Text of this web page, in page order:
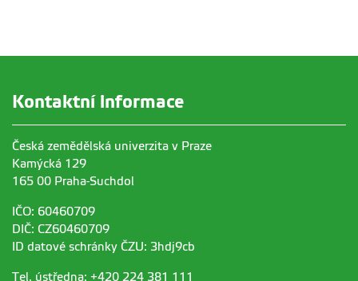
Kontaktní informace
Česká zemědělská univerzita v Praze
Kamýcká 129
165 00 Praha-Suchdol
IČO: 60460709
DIČ: CZ60460709
ID datové schránky ČZU: 3hdj9cb
Tel. ústředna: +420 224 381 111